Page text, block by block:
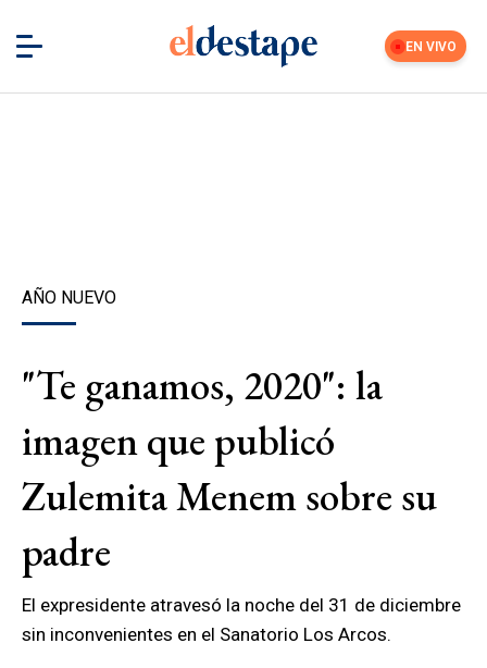
EN VIVO
AÑO NUEVO
"Te ganamos, 2020": la
imagen que publicó
Zulemita Menem sobre su
padre
El expresidente atravesó la noche del 31 de diciembre
sin inconvenientes en el Sanatorio Los Arcos.